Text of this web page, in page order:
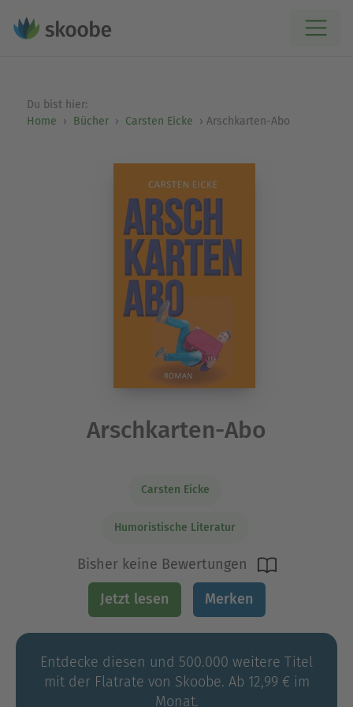
Du bist hier:
Home
Bücher Carsten Eicke Arschkarten-Abo
Arschkarten-Abo
Carsten Eicke
Humoristische Literatur
Bisher keine Bewertungen
Jetzt lesen Merken
Entdecke diesen und 500.000 weitere Titel
mit der Flatrate von Skoobe. Ab 12,99 € im
Monat.